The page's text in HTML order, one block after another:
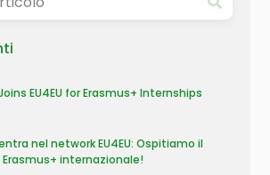
EU4EU for Erasmus+ Internships
nel network EU4EU: Ospitiamo il
internazionale!